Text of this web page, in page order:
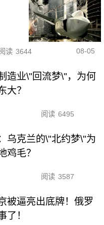
读 3644 08-05
造业\"回流梦\"，为何
大？
阅读 6495
乌克兰的\"北约梦\"为
鸡毛？
阅读 3587
被逼亮出底牌！俄罗
了！